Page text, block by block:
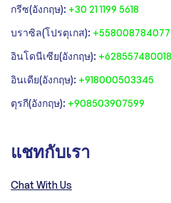
‍กรีซ(อังกฤษ): +30 21 1199 5618
‍บราซิล(โปรตุเกส): +558008784077‍
‍อินโดนีเซีย(อังกฤษ):
อินเดีย(อังกฤษ): +918000503345
ตุรกี(อังกฤษ): +908503907599
แชทกับเรา
Chat With Us